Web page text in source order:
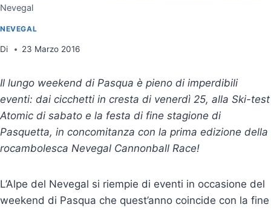
Nevegal
NEVEGAL
Di 23 Marzo 2016
Il lungo weekend di Pasqua è pieno di imperdibili
eventi: dai cicchetti in cresta di venerdì 25, alla Ski-test
Atomic di sabato e la festa di fine stagione di
Pasquetta, in concomitanza con la prima edizione della
rocambolesca Nevegal Cannonball Race!
L’Alpe del Nevegal si riempie di eventi in occasione del
weekend di Pasqua che quest’anno coincide con la fine